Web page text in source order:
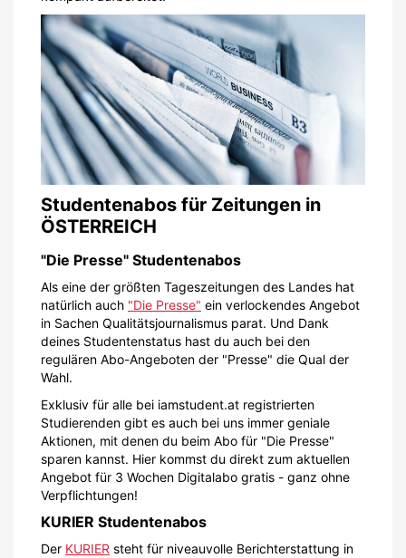
Studentenabos für Zeitungen in
ÖSTERREICH
"Die Presse" Studentenabos
Als eine der größten Tageszeitungen des Landes hat
natürlich auch "Die Presse" ein verlockendes Angebot
in Sachen Qualitätsjournalismus parat. Und Dank
deines Studentenstatus hast du auch bei den
regulären Abo-Angeboten der "Presse" die Qual der
Wahl.
Exklusiv für alle bei iamstudent.at registrierten
Studierenden gibt es auch bei uns immer geniale
Aktionen, mit denen du beim Abo für "Die Presse"
sparen kannst. Hier kommst du direkt zum aktuellen
Angebot für 3 Wochen Digitalabo gratis - ganz ohne
Verpflichtungen!
KURIER Studentenabos
Der KURIER steht für niveauvolle Berichterstattung in